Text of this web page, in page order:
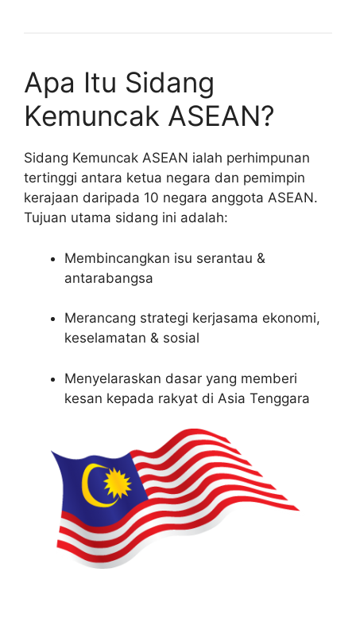
Apa Itu Sidang
Kemuncak ASEAN?
Sidang Kemuncak ASEAN ialah perhimpunan
tertinggi antara ketua negara dan pemimpin
kerajaan daripada 10 negara anggota ASEAN.
Tujuan utama sidang ini adalah:
Membincangkan isu serantau &
antarabangsa
Merancang strategi kerjasama ekonomi,
keselamatan & sosial
Menyelaraskan dasar yang memberi
kesan kepada rakyat di Asia Tenggara